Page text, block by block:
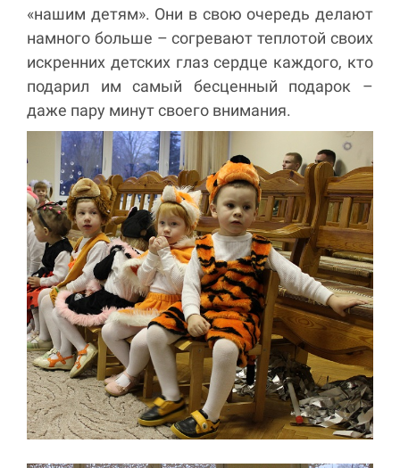
«нашим детям». Они в свою очередь делают
намного больше – согревают теплотой своих
искренних детских глаз сердце каждого, кто
подарил им самый бесценный подарок –
даже пару минут своего внимания.